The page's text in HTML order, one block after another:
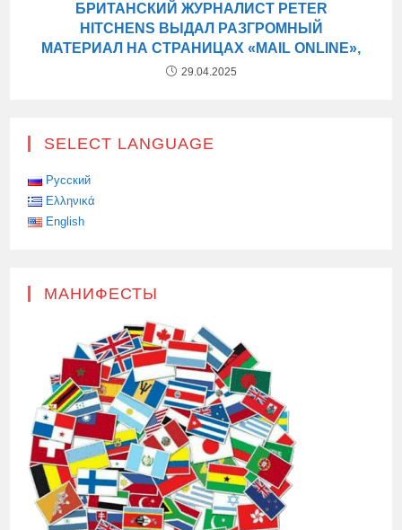
БРИТАНСКИЙ ЖУРНАЛИСТ PETER
HITCHENS ВЫДАЛ РАЗГРОМНЫЙ
МАТЕРИАЛ НА СТРАНИЦАХ «MAIL ONLINE»,
29.04.2025
SELECT LANGUAGE
Русский
Ελληνικά
English
МАНИФЕСТЫ